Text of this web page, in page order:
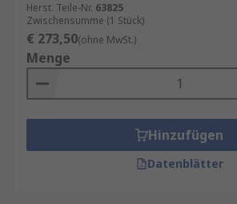
Herst. Teile-Nr. 63825
Zwischensumme (1 Stück)
€ 273,50(ohne MwSt.)
Menge
Hinzufügen
Datenblätter